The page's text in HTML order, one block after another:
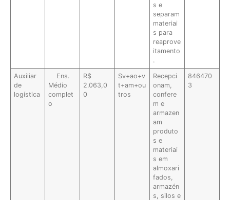
s e
separam
materiai
s para
reaprove
itamento
.
Auxiliar
de
logística
Ens.
Médio
complet
o
R$
2.063,0
0
Sv+ao+v
t+am+ou
tros
Recepci
onam,
confere
m e
armazen
am
produto
s e
materiai
s em
almoxari
fados,
armazén
s, silos e
846470
3